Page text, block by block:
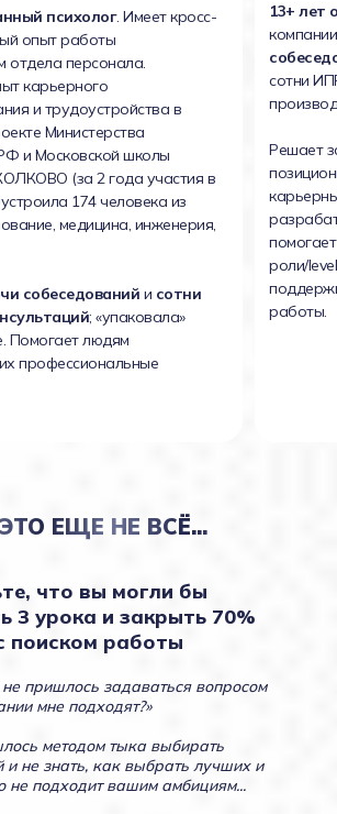
13+ лет
сотни
Решает
роли/
работы.
психолог. Имеет кросс-
опыт работы
отдела персонала.
карьерного
и трудоустройства в
Министерства
и Московской школы
(за 2 года участия в
174 человека из
медицина, инженерия,
собеседований и сотни
; «упаковала»
Помогает людям
профессиональные
пришлось задаваться вопросом
мне подходят?»
методом тыка выбирать
и не знать, как выбрать лучших и
не подходит вашим амбициям...
что вы могли бы
3 урока и закрыть 70%
поиском работы
ЕЩЕ НЕ ВСЁ...